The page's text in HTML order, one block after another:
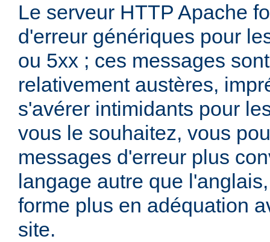
Le serveur HTTP Apache
d'erreur génériques pour
ou 5xx ; ces messages
relativement austères,
s'avérer intimidants pour
vous le souhaitez, vous
messages d'erreur plus
langage autre que
forme plus en adéquation
site.